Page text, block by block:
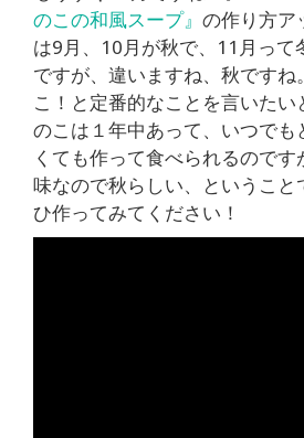
のこの和風スープ』 の作り方ア
は9月、10月が秋で、11月って
ですが、違いますね、秋です
こ！と定番的なことを言いたい
のこは１年中あって、いつでも
くても作って食べられるので
味なので秋らしい、ということ
ひ作ってみてください！